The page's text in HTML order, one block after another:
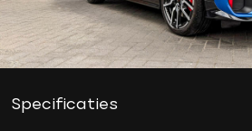
Specificaties